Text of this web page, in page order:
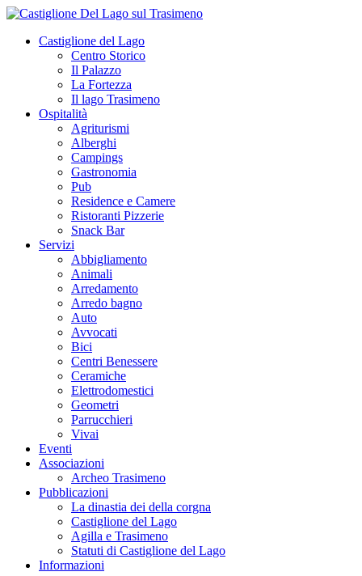
Castiglione del Lago
Centro Storico
Il Palazzo
La Fortezza
Il lago Trasimeno
Ospitalità
Agriturismi
Alberghi
Campings
Gastronomia
Pub
Residence e Camere
Ristoranti Pizzerie
Snack Bar
Servizi
Abbigliamento
Animali
Arredamento
Arredo bagno
Auto
Avvocati
Bici
Centri Benessere
Ceramiche
Elettrodomestici
Geometri
Parrucchieri
Vivai
Eventi
Associazioni
Archeo Trasimeno
Pubblicazioni
La dinastia dei della corgna
Castiglione del Lago
Agilla e Trasimeno
Statuti di Castiglione del Lago
Informazioni